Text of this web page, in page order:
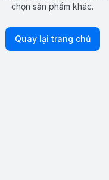
chọn sản phẩm khác.
Quay lại trang chủ